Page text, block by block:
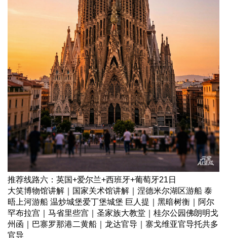
推荐线路六：英国+爱尔兰+西班牙+葡萄牙21日
大笑博物馆讲解｜国家关术馆讲解｜涅德米尔湖区游船 泰
晤上河游船 温炒城堡爱丁堡城堡 巨人提｜黑暗树衡｜阿尔
罕布拉宫｜马省里些宫｜圣家族大教堂｜桂尔公园佛朗明戈
州函｜巴寨罗那港二黄船｜龙达官导｜寨戈维亚官导托共多
官导